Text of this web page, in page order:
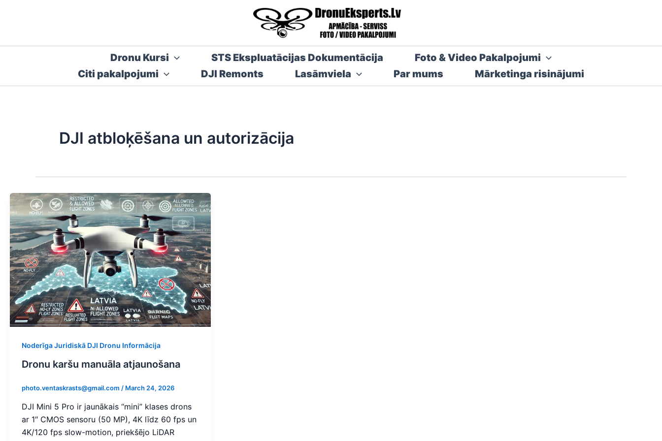
Dronu Kursi STS Ekspluatācijas Dokumentācija
Foto & Video Pakalpojumi
Citi pakalpojumi
DJI Remonts Lasāmviela Par mums Mārketinga risinājumi
DJI atbloķēšana un autorizācija
Noderīga Juridiskā DJI Dronu Informācija
Dronu karšu manuāla atjaunošana
photo.ventaskrasts@gmail.com / March 24, 2026
DJI Mini 5 Pro ir jaunākais “mini” klases drons
ar 1″ CMOS sensoru (50 MP), 4K līdz 60 fps un
4K/120 fps slow-motion, priekšējo LiDAR